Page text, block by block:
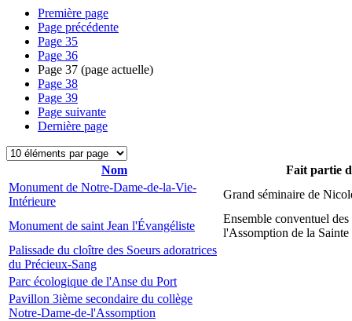
Première page
Page précédente
Page 35
Page 36
Page 37 (page actuelle)
Page 38
Page 39
Page suivante
Dernière page
Nom
Fait partie
Monument de Notre-Dame-de-la-Vie-
Intérieure
Grand séminaire de
Monument de saint Jean l'Évangéliste
Ensemble conventuel des
l'Assomption de la
Palissade du cloître des Soeurs adoratrices
du Précieux-Sang
Parc écologique de l'Anse du Port
Pavillon 3ième secondaire du collège
Notre-Dame-de-l'Assomption